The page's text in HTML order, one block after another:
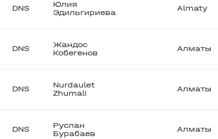
DNS
Юлия
Эдильгириева
Almaty
DNS
Жандос
Кобегенов
Алматы
DNS
Nurdaulet
Zhumali
Алматы
DNS
Руслан
Бурабаев
Алматы